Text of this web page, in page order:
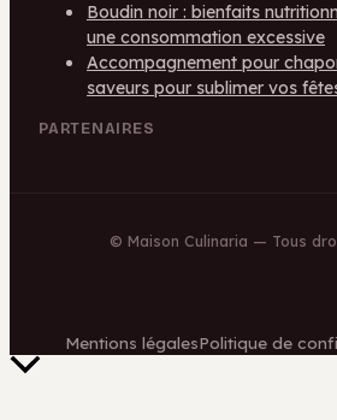
Boudin noir : bienfaits
une consommation excessive
Accompagnement pour
saveurs pour sublimer vos
PARTENAIRES
© Maison Culinaria — Tous
Mentions légalesPolitique de